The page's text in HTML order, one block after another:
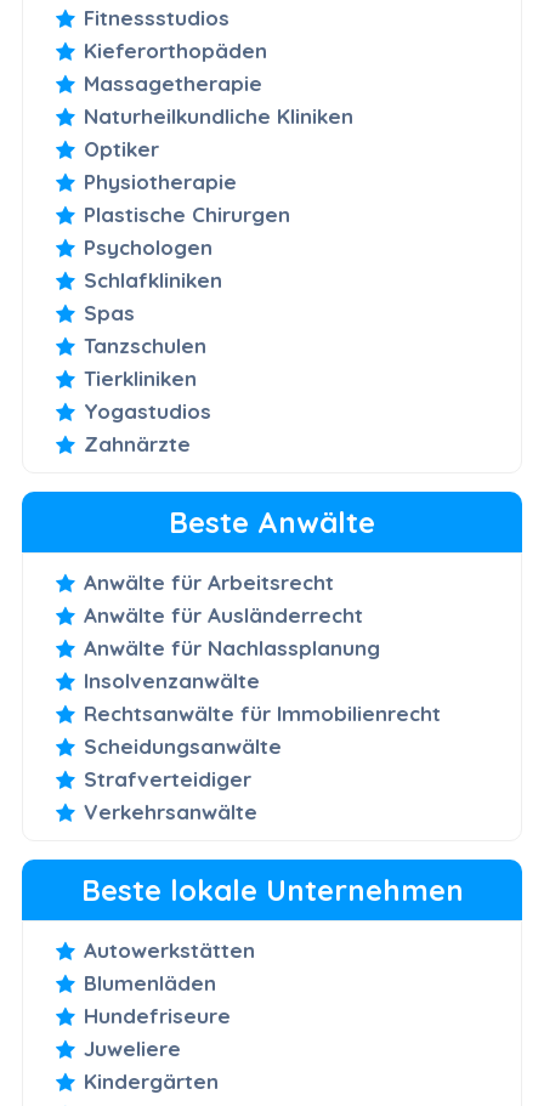
Fitnessstudios
Kieferorthopäden
Massagetherapie
Naturheilkundliche Kliniken
Optiker
Physiotherapie
Plastische Chirurgen
Psychologen
Schlafkliniken
Spas
Tanzschulen
Tierkliniken
Yogastudios
Zahnärzte
Beste Anwälte
Anwälte für Arbeitsrecht
Anwälte für Ausländerrecht
Anwälte für Nachlassplanung
Insolvenzanwälte
Rechtsanwälte für Immobilienrecht
Scheidungsanwälte
Strafverteidiger
Verkehrsanwälte
Beste lokale Unternehmen
Autowerkstätten
Blumenläden
Hundefriseure
Juweliere
Kindergärten